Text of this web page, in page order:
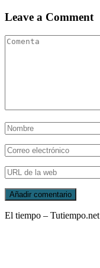
Leave a Comment
El tiempo – Tutiempo.net